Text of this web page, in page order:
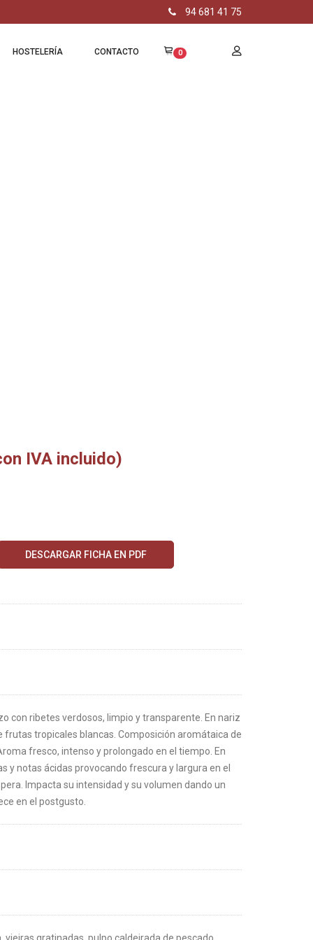
94 681 41 75
HOSTELERÍA CONTACTO 0
IVA incluido)
DESCARGAR FICHA EN PDF
con ribetes verdosos, limpio y transparente. En nariz
tropicales blancas. Composición aromátaica de
fresco, intenso y prolongado en el tiempo. En
y notas ácidas provocando frescura y largura en el
Impacta su intensidad y su volumen dando un
en el postgusto.